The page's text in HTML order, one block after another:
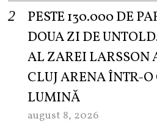
PESTE 130.000 DE
DOUA ZI DE
AL ZAREI LARSSON
CLUJ ARENA ÎNTR-
LUMINĂ
august 8, 2026